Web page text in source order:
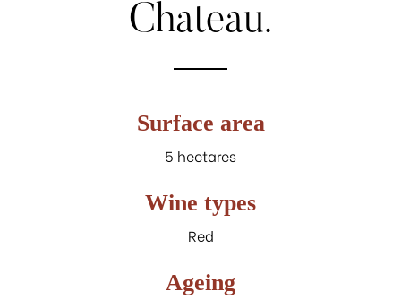
Chateau.
Surface area
5 hectares
Wine types
Red
Ageing